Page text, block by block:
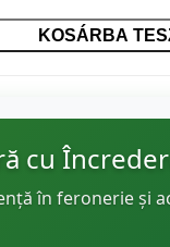
KOSÁRBA
cu
în feronerie și